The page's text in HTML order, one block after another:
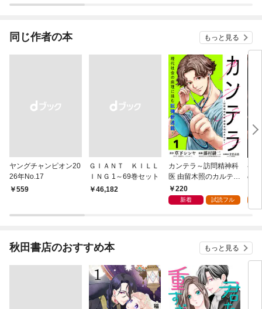
同じ作者の本 もっと見る
ヤングチャンピオン20
26年No.17
￥559
ＧＩＡＮＴ ＫＩＬＬ
ＩＮＧ 1～69巻セット
￥46,182
カンテラ～訪問精神科
医 由留木照のカルテ～
(話売り) #1
220
新着 試読フル
半
の
秋田書店のおすすめ本 もっと見る